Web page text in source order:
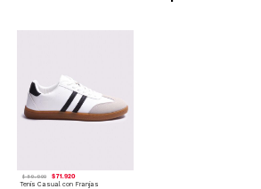
$ 89.900 $ 71.920
Tenis Casual con Franjas